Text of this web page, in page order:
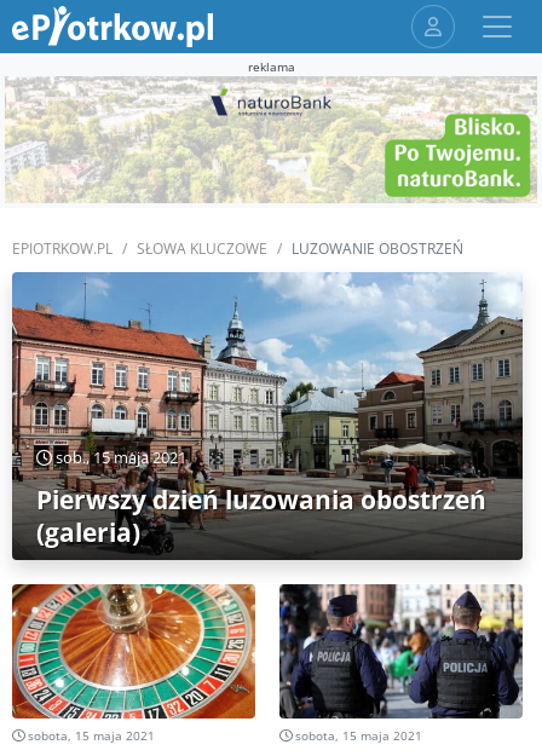
reklama
EPIOTRKOW.PL SŁOWA KLUCZOWE LUZOWANIE OBOSTRZEŃ
sob., 15 maja 2021
Pierwszy dzień luzowania obostrzeń
(galeria)
sobota, 15 maja 2021 sobota, 15 maja 2021